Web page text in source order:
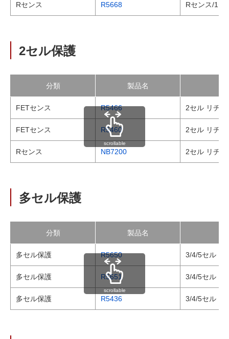
Rセンス R5668 Rセンス/1セ
2セル保護
分類 製品名
FETセンス R5466 2セル リチ
FETセンス R5460 2セル リチ
Rセンス NB7200 2セル リチ
scrollable
多セル保護
分類 製品名
多セル保護 R5650 3/4/5セル リ
多セル保護 R5651 3/4/5セル リ
多セル保護 R5436 3/4/5セル リ
scrollable